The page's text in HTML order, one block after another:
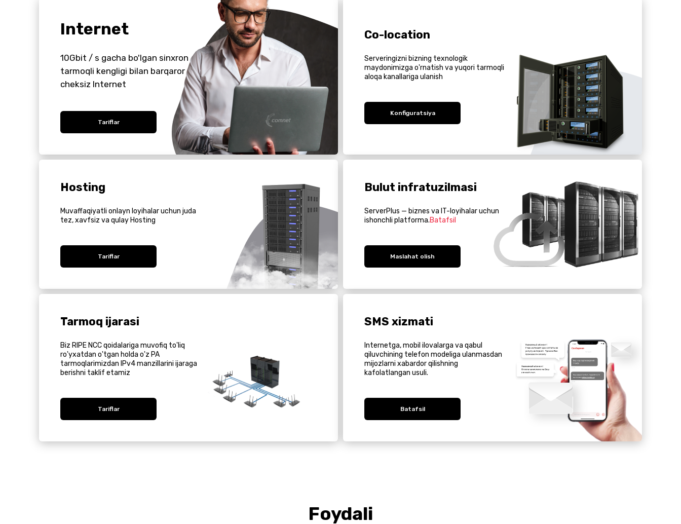
Internet
10Gbit / s gacha bo'lgan sinxron
tarmoqli kengligi bilan barqaror
cheksiz Internet
Tariflar
Co-location
Serveringizni bizning texnologik
maydonimizga o'rnatish va yuqori tarmoqli
aloqa kanallariga ulanish
Konfiguratsiya
Hosting
Muvaffaqiyatli onlayn loyihalar uchun juda
tez, xavfsiz va qulay Hosting
Tariflar
Bulut infratuzilmasi
ServerPlus — biznes va IT-loyihalar uchun
ishonchli platforma.Batafsil
Maslahat olish
Tarmoq ijarasi
Biz RIPE NCC qoidalariga muvofiq to'liq
ro'yxatdan o'tgan holda o'z PA
tarmoqlarimizdan IPv4 manzillarini ijaraga
berishni taklif etamiz
Tariflar
SMS xizmati
Internetga, mobil ilovalarga va qabul
qiluvchining telefon modeliga ulanmasdan
mijozlarni xabardor qilishning
kafolatlangan usuli.
Batafsil
Foydali